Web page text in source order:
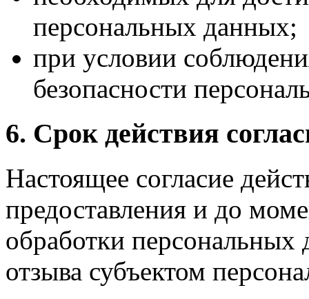
персональных данных;
при условии
безопасности
6. Срок действия
Настоящее согласие
предоставления и до
обработки
отзыва субъектом